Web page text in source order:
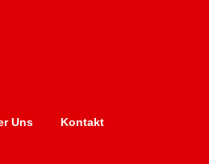
Uns Kontakt